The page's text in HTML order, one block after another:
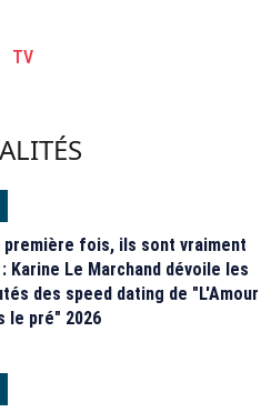
TV
première fois, ils sont vraiment
Karine Le Marchand dévoile les
des speed dating de "L'Amour
le pré" 2026